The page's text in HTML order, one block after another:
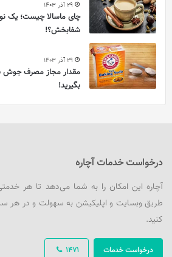
29 آذر 1403
چای ماسالا چیست؛ یک
شفابخش؟!
29 آذر 1403
مقدار مجاز مصرف جوش
بگیرید!
درخواست خدمات آچاره
آچاره این امکان را به شما می‌دهد تا هر
طریق وبسایت و اپلیکیشن به سهولت و در هر
کنید.
1471 درخواست خدمات